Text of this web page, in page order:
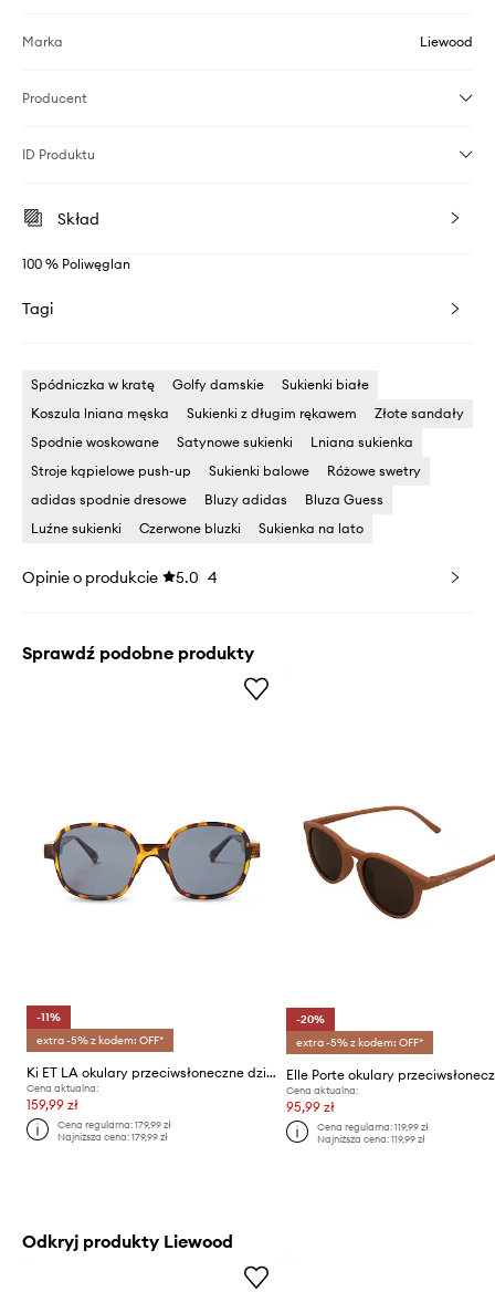
Marka Liewood
Producent
ID Produktu
Skład
100 % Poliwęglan
Tagi
Spódniczka w kratę Golfy damskie
Sukienki białe
Koszula lniana męska
Sukienki z długim rękawem
Złote sandały
Spodnie woskowane
Satynowe sukienki
Lniana sukienka
Stroje kąpielowe push-up
Sukienki balowe
Różowe swetry
adidas spodnie dresowe
Bluzy adidas
Bluza Guess
Luźne sukienki
Czerwone bluzki Sukienka na lato
Opinie o produkcie 5.0 4
Sprawdź podobne produkty
-11%
extra -5% z kodem: OFF*
Ki ET LA okulary przeciwsłoneczne dziecięce
Cena aktualna:
159,99 zł
Cena regularna:179,99 zł
Najniższa cena:179,99 zł
-20%
extra -5% z kodem: OFF*
Cena aktualna:
95,99 zł
Cena regularna: 119,99 zł
Najniższa cena: 119,99 zł
Odkryj produkty Liewood